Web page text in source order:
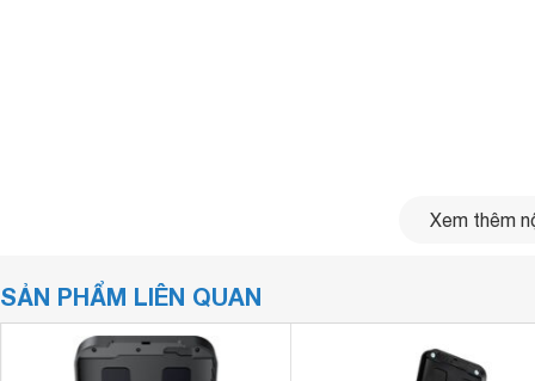
Xem thêm
SẢN PHẨM LIÊN QUAN